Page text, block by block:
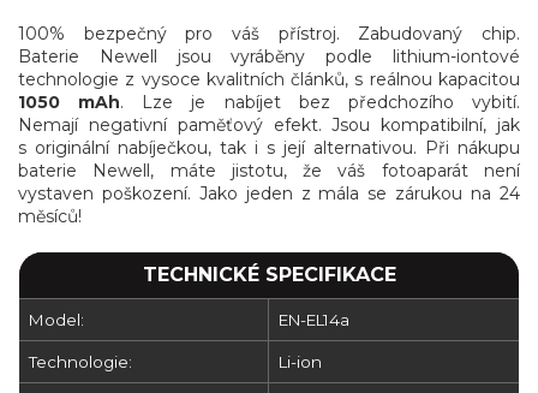
100% bezpečný pro váš přístroj. Zabudovaný chip.
Baterie Newell jsou vyráběny podle lithium-iontové
technologie z vysoce kvalitních článků, s reálnou kapacitou
1050 mAh. Lze je nabíjet bez předchozího vybití.
Nemají negativní paměťový efekt. Jsou kompatibilní, jak
s originální nabíječkou, tak i s její alternativou. Při nákupu
baterie Newell, máte jistotu, že váš fotoaparát není
vystaven poškození. Jako jeden z mála se zárukou na 24
měsíců!
TECHNICKÉ SPECIFIKACE
Model: EN-EL14a
Technologie: Li-ion